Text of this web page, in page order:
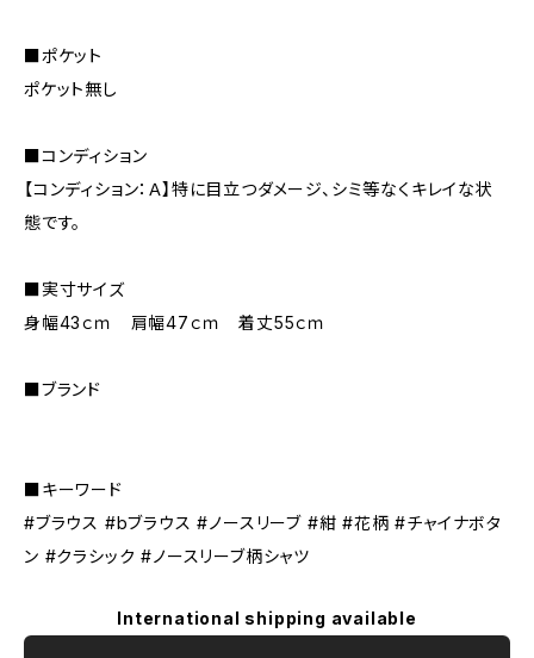
■ポケット
ポケット無し
■コンディション
【コンディション：Ａ】特に目立つダメージ、シミ等なくキレイな状
態です。
■実寸サイズ
身幅43ｃｍ 肩幅47ｃｍ 着丈55ｃｍ
■ブランド
■キーワード
#ブラウス #bブラウス #ノースリーブ #紺 #花柄 #チャイナボタ
ン #クラシック #ノースリーブ柄シャツ
International shipping available